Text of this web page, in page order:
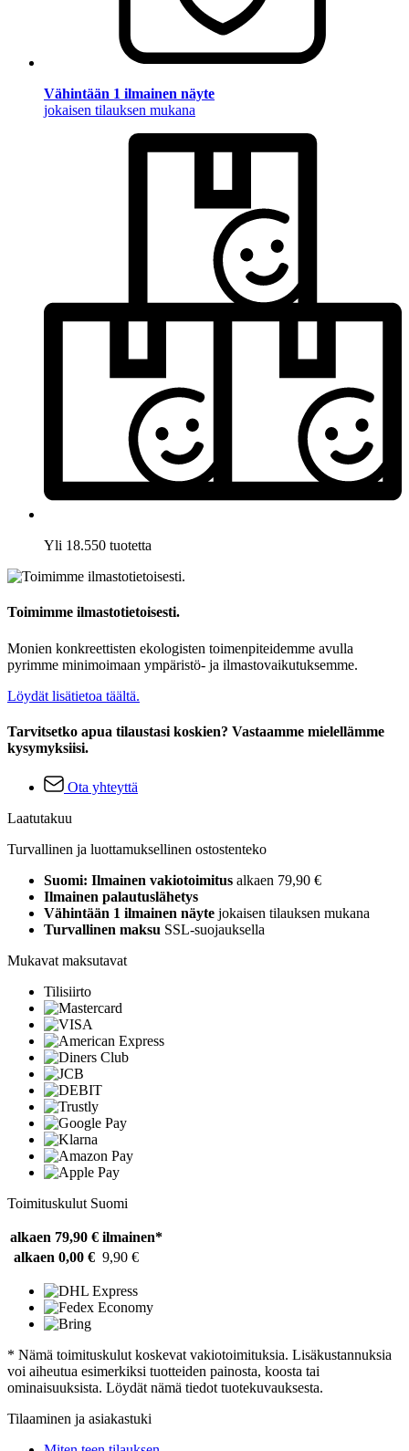
Vähintään 1 ilmainen näyte
jokaisen tilauksen mukana
Yli 18.550 tuotetta
Toimimme ilmastotietoisesti.
Monien konkreettisten ekologisten toimenpiteidemme avulla
pyrimme minimoimaan ympäristö- ja ilmastovaikutuksemme.
Löydät lisätietoa täältä.
Tarvitsetko apua tilaustasi koskien? Vastaamme mielellämme
kysymyksiisi.
Ota yhteyttä
Laatutakuu
Turvallinen ja luottamuksellinen ostostenteko
Suomi: Ilmainen vakiotoimitus alkaen 79,90 €
Ilmainen palautuslähetys
Vähintään 1 ilmainen näyte jokaisen tilauksen mukana
Turvallinen maksu SSL-suojauksella
Mukavat maksutavat
Tilisiirto
Toimituskulut Suomi
alkaen 79,90 € ilmainen*
alkaen 0,00 € 9,90 €
* Nämä toimituskulut koskevat vakiotoimituksia. Lisäkustannuksia
voi aiheutua esimerkiksi tuotteiden painosta, koosta tai
ominaisuuksista. Löydät nämä tiedot tuotekuvauksesta.
Tilaaminen ja asiakastuki